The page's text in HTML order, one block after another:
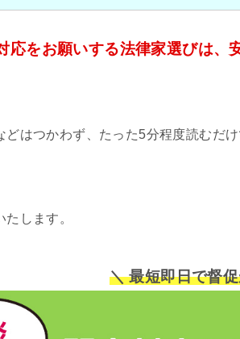
応をお願いする法律家選びは、
どはつかわず、たった5分程度読むだ
します。
＼ 最短即日で督